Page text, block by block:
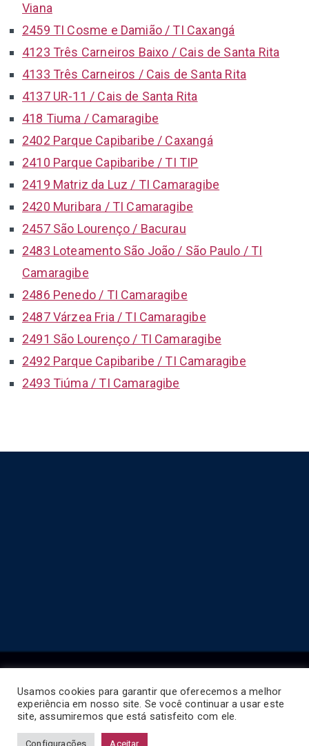
Viana
2459 TI Cosme e Damião / TI Caxangá
4123 Três Carneiros Baixo / Cais de Santa Rita
4133 Três Carneiros / Cais de Santa Rita
4137 UR-11 / Cais de Santa Rita
418 Tiuma / Camaragibe
2402 Parque Capibaribe / Caxangá
2410 Parque Capibaribe / TI TIP
2419 Matriz da Luz / TI Camaragibe
2420 Muribara / TI Camaragibe
2457 São Lourenço / Bacurau
2483 Loteamento São João / São Paulo / TI
Camaragibe
2486 Penedo / TI Camaragibe
2487 Várzea Fria / TI Camaragibe
2491 São Lourenço / TI Camaragibe
2492 Parque Capibaribe / TI Camaragibe
2493 Tiúma / TI Camaragibe
Copyright © 2026 Horário de Ônibus BR
Usamos cookies para garantir que oferecemos a melhor
experiência em nosso site. Se você continuar a usar este
site, assumiremos que está satisfeito com ele.
Configurações Aceitar